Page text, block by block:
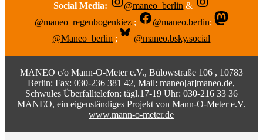
Social Media: @maneo_berlin &
@maneo_regenbogenkiez ; @maneo.berlin;
@Maneo_berlin ; @maneo.bsky.social
MANEO c/o Mann-O-Meter e.V., Bülowstraße 106 , 10783
Berlin; Fax: 030-236 381 42, Mail:maneo[at]maneo.de,
Schwules Überfalltelefon: tägl.17-19 Uhr: 030-216 33 36
MANEO, ein eigenständiges Projekt von Mann-O-Meter e.V.
www.mann-o-meter.de